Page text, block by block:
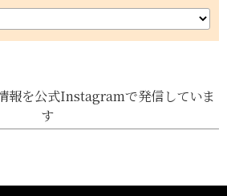
報を公式Instagramで発信していま
す